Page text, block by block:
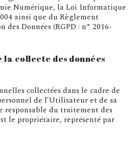
Numérique, la Loi Informatique
ainsi que du Règlement
des Données (RGPD : n° 2016-
la collecte des données
collectées dans le cadre de
de l’Utilisateur et de sa
responsable du traitement des
le propriétaire, représenté par